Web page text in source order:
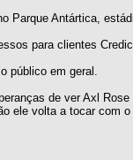
Parque Antártica,
para clientes
público em geral.
de ver Axl
ele volta a tocar com